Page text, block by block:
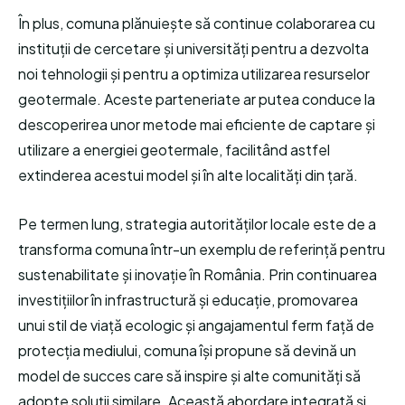
În plus, comuna plănuiește să continue colaborarea cu
instituții de cercetare și universități pentru a dezvolta
noi tehnologii și pentru a optimiza utilizarea resurselor
geotermale. Aceste parteneriate ar putea conduce la
descoperirea unor metode mai eficiente de captare și
utilizare a energiei geotermale, facilitând astfel
extinderea acestui model și în alte localități din țară.
Pe termen lung, strategia autorităților locale este de a
transforma comuna într-un exemplu de referință pentru
sustenabilitate și inovație în România. Prin continuarea
investițiilor în infrastructură și educație, promovarea
unui stil de viață ecologic și angajamentul ferm față de
protecția mediului, comuna își propune să devină un
model de succes care să inspire și alte comunități să
adopte soluții similare. Această abordare integrată și